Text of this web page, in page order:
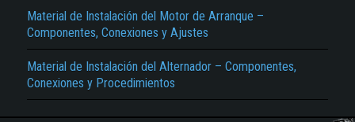
Material de Instalación del Motor de Arranque –
Componentes, Conexiones y Ajustes
Material de Instalación del Alternador – Componentes,
Conexiones y Procedimientos